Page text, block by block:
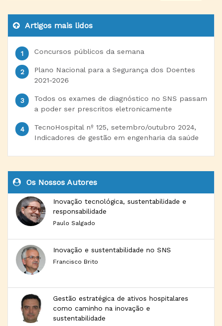
Artigos mais lidos
Concursos públicos da semana
Plano Nacional para a Segurança dos Doentes
2021-2026
Todos os exames de diagnóstico no SNS passam
a poder ser prescritos eletronicamente
TecnoHospital nº 125, setembro/outubro 2024,
Indicadores de gestão em engenharia da saúde
Os Nossos Autores
Inovação tecnológica, sustentabilidade e
responsabilidade
Paulo Salgado
Inovação e sustentabilidade no SNS
Francisco Brito
Gestão estratégica de ativos hospitalares
como caminho na inovação e
sustentabilidade